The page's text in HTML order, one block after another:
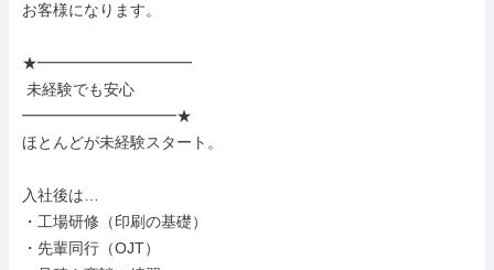
お客様になります。
★━━━━━━━━━━
━━━━━━━━━━★
ほとんどが未経験スタート。
入社後は…
・工場研修（印刷の基礎）
・先輩同行（OJT）